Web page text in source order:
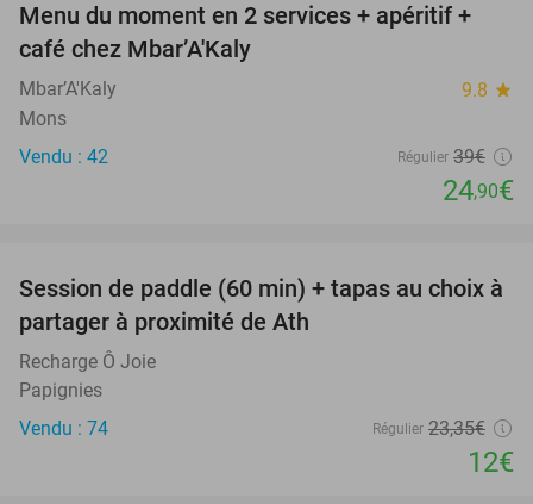
36%
Menu du moment en 2 services + apéritif +
café chez Mbar’A'Kaly
Mbar’A'Kaly 9.8 star
Mons
Vendu : 42
Régulier 39€
24,90€
49%
Session de paddle (60 min) + tapas au choix à
partager à proximité de Ath
Recharge Ô Joie
Papignies
Vendu : 74
Régulier 23,35€
12€